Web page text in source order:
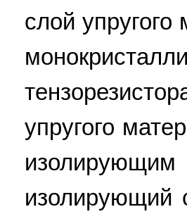
слой
упругого
изолирующий